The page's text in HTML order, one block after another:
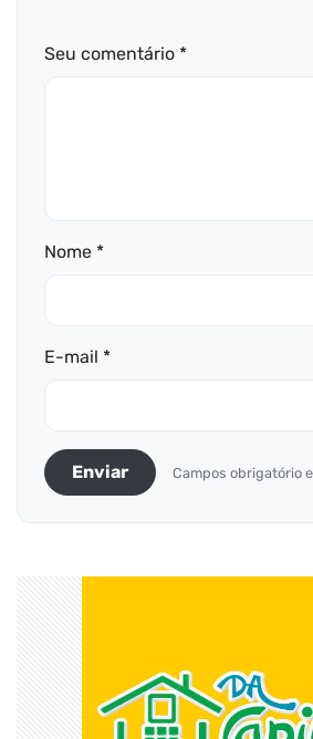
Seu comentário *
Nome *
E-mail *
Enviar Campos obrigatório